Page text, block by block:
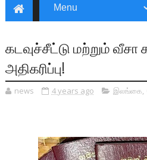
கடவுச்சீட்டு மற்றும்
அதிகரிப்பு!
news 4 years ago இலங்கை,